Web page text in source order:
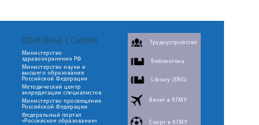
ПОЛЕЗНЫЕ ССЫЛКИ
Министерство
здравоохранения РФ
Министерство науки и
высшего образования
Российской Федерации
Методический центр
аккредитации специалистов
Министерство просвещения
Российской Федерации
Федеральный портал
«Российское образование»
Трудоустройство
Библиотека
Library (ENG)
Визит в КГМУ
Спорт в КГМУ